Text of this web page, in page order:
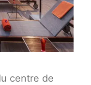
centre de